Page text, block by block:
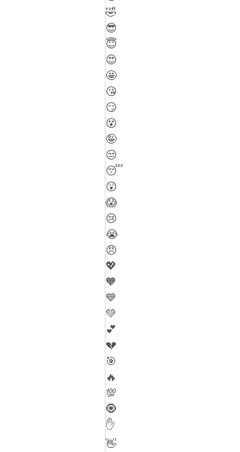
🤣
😎
😇
😍
🤩
😘
😏
😵
🤪
😒
😴
😲
😱
😢
😭
😠
💖
🧡
💙
💚
💕
💔
🎯
🔥
💯
🧿
✋
👋